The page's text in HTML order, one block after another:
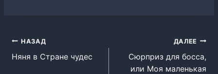
Навигация
по
НАЗАД
Няня в Стране чудес
ДАЛЕЕ
Сюрприз для босса,
или Моя маленькая